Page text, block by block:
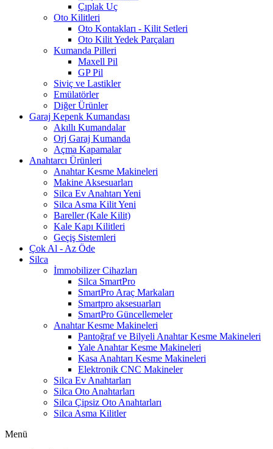
Çıplak Uç
Oto Kilitleri
Oto Kontakları - Kilit Setleri
Oto Kilit Yedek Parçaları
Kumanda Pilleri
Maxell Pil
GP Pil
Siviç ve Lastikler
Emülatörler
Diğer Ürünler
Garaj Kepenk Kumandası
Akıllı Kumandalar
Orj Garaj Kumanda
Açma Kapamalar
Anahtarcı Ürünleri
Anahtar Kesme Makineleri
Makine Aksesuarları
Silca Ev Anahtarı Yeni
Silca Asma KilitYeni
Bareller (Kale Kilit)
Kale Kapı Kilitleri
Geçiş Sistemleri
Çok Al - Az Öde
Silca
İmmobilizer Cihazları
Silca SmartPro
SmartPro Araç Markaları
Smartpro aksesuarları
SmartPro Güncellemeler
Anahtar Kesme Makineleri
Pantoğraf ve Bilyeli Anahtar Kesme Makineleri
Yale Anahtar Kesme Makineleri
Kasa Anahtarı Kesme Makineleri
Elektronik CNC Makineler
Silca Ev Anahtarları
Silca Oto Anahtarları
Silca Çipsiz Oto Anahtarları
Silca Asma Kilitler
Menü